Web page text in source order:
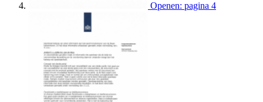
Openen: pagina 4